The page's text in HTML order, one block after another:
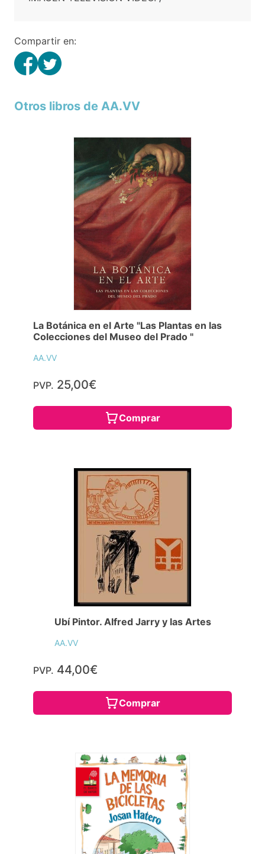
Compartir en:
Otros libros de AA.VV
La Botánica en el Arte "Las Plantas en las
Colecciones del Museo del Prado "
AA.VV
PVP. 25,00€
Comprar
Ubí Pintor. Alfred Jarry y las Artes
AA.VV
PVP. 44,00€
Comprar